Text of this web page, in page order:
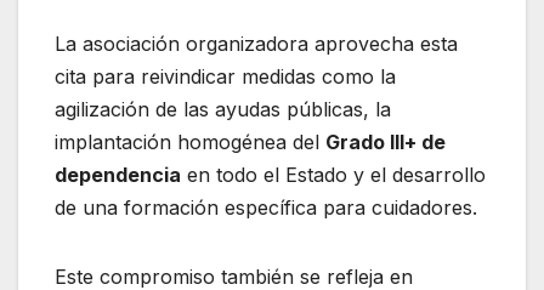
La asociación organizadora aprovecha esta
cita para reivindicar medidas como la
agilización de las ayudas públicas, la
implantación homogénea del Grado III+ de
dependencia en todo el Estado y el desarrollo
de una formación específica para cuidadores.
Este compromiso también se refleja en